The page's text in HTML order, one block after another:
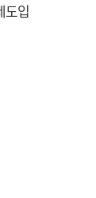
도입